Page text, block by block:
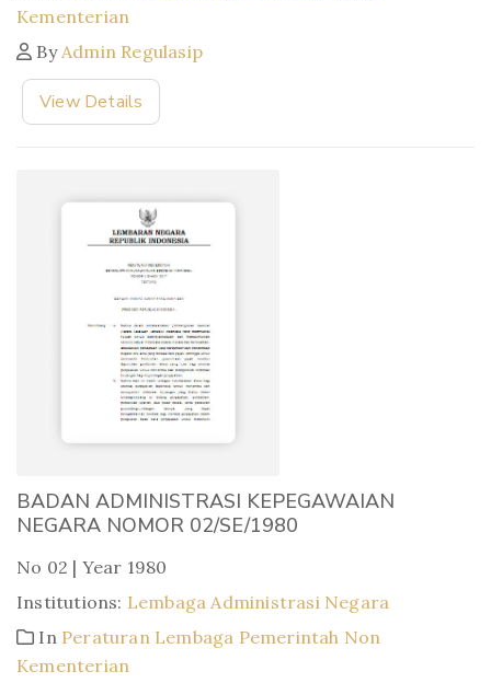
Kementerian
By Admin Regulasip
View Details
BADAN ADMINISTRASI KEPEGAWAIAN
NEGARA NOMOR 02/SE/1980
No 02 | Year 1980
Institutions: Lembaga Administrasi Negara
In Peraturan Lembaga Pemerintah Non
Kementerian